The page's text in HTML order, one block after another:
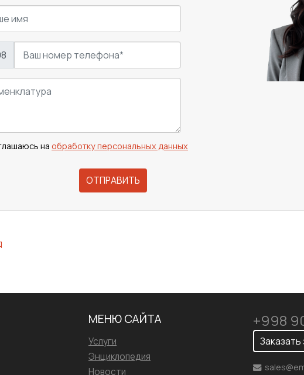
на обработку персональных данных
ОТПРАВИТЬ
+998
Заказать
МЕНЮ САЙТА
Услуги
Энциклопедия
Новости